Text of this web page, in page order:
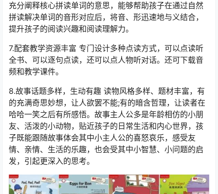
充分阐释核心拼读单词的意思，能够帮助孩子在通过自然
拼读解决单词的音形对应后，将音、形迅速地与义结合，
提升孩子的阅读兴趣和阅读理解力。
7.配套教学资源丰富 专门设计多种点读方式，可以点读听
全书、可以逐句点读，还可以点人物听对话。还可下载音
频和教学课件。
8.故事话题多样，生动有趣 读物风格多样、题材丰富，有
的充满奇思妙想，让人欲罢不能;有的暗含哲理，让读者在
哈哈一笑之后有所感悟。故事主人公多是年龄相仿的小朋
友、活泼的小动物，贴近孩子的日常生活和内心世界，孩
子既能跟随故事体会其中小主人公的喜怒哀乐，感受友
情、亲情、生活的乐趣，也会受其中小智慧、小问题的启
发，引起更深入的思考。